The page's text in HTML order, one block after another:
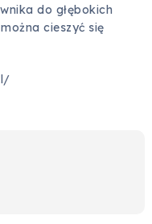
do głębokich
cieszyć się